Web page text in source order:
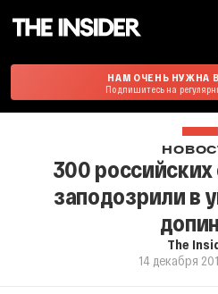
НАМ ОЧЕНЬ НУЖНА
Подпишитесь на
300
заподозрили в
The
14 декабря